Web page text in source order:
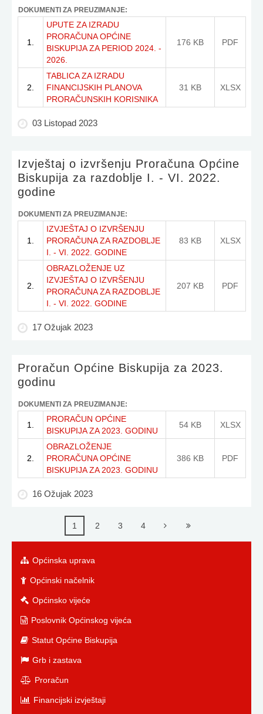
DOKUMENTI ZA PREUZIMANJE:
1.
UPUTE ZA IZRADU
PRORAČUNA OPĆINE
BISKUPIJA ZA PERIOD 2024. -
2026.
176 KB PDF
2.
TABLICA ZA IZRADU
FINANCIJSKIH PLANOVA
PRORAČUNSKIH KORISNIKA
31 KB XLSX
03 Listopad 2023
Izvještaj o izvršenju Proračuna Općine
Biskupija za razdoblje I. - VI. 2022.
godine
DOKUMENTI ZA PREUZIMANJE:
1.
IZVJEŠTAJ O IZVRŠENJU
PRORAČUNA ZA RAZDOBLJE
I. - VI. 2022. GODINE
83 KB XLSX
2.
OBRAZLOŽENJE UZ
IZVJEŠTAJ O IZVRŠENJU
PRORAČUNA ZA RAZDOBLJE
I. - VI. 2022. GODINE
207 KB PDF
17 Ožujak 2023
Proračun Općine Biskupija za 2023.
godinu
DOKUMENTI ZA PREUZIMANJE:
1.
PRORAČUN OPĆINE
BISKUPIJA ZA 2023. GODINU
54 KB XLSX
2.
OBRAZLOŽENJE
PRORAČUNA OPĆINE
BISKUPIJA ZA 2023. GODINU
386 KB PDF
16 Ožujak 2023
1 2 3 4
Općinska uprava
Općinski načelnik
Općinsko vijeće
Poslovnik Općinskog vijeća
Statut Općine Biskupija
Grb i zastava
Proračun
Financijski izvještaji